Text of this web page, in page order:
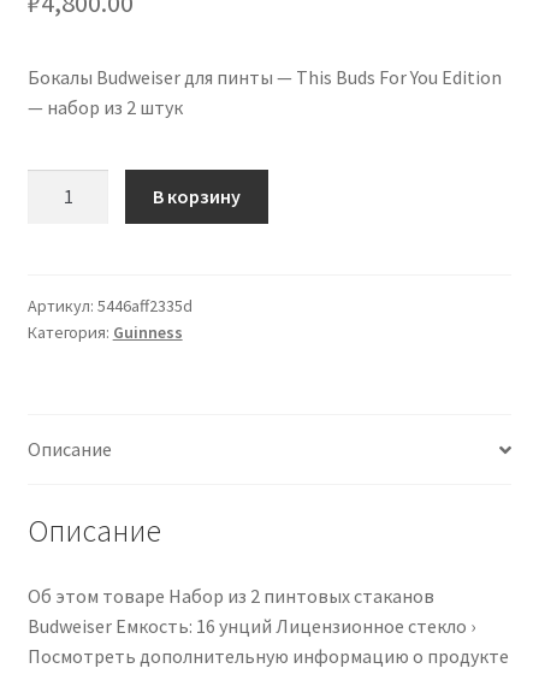
Юр. лицам
Бокалы Budweiser для пинты — This Buds For You Edition
— набор из 2 штук
Glasses
-
You
Set
2
В корзину
Артикул: 5446aff2335d
Категория: Guinness
Описание
Описание
Об этом товаре Набор из 2 пинтовых стаканов
Budweiser Емкость: 16 унций Лицензионное стекло ›
Посмотреть дополнительную информацию о продукте